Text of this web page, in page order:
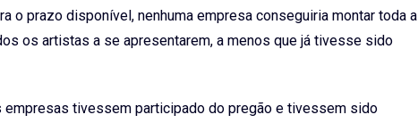
o prazo disponível, nenhuma empresa conseguiria montar toda a
os artistas a se apresentarem, a menos que já tivesse sido
empresas tivessem participado do pregão e tivessem sido